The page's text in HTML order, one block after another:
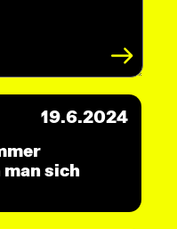
19.6.2024
sich